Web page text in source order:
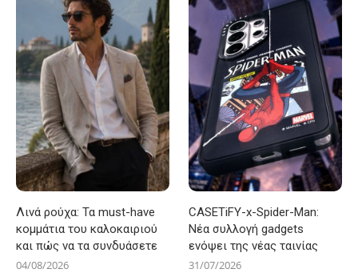
Λινά ρούχα: Τα must-have
κομμάτια του καλοκαιριού
και πώς να τα συνδυάσετε
04/08/2026
CASETiFY-x-Spider-Man:
Νέα συλλογή gadgets
ενόψει της νέας ταινίας
31/07/2026